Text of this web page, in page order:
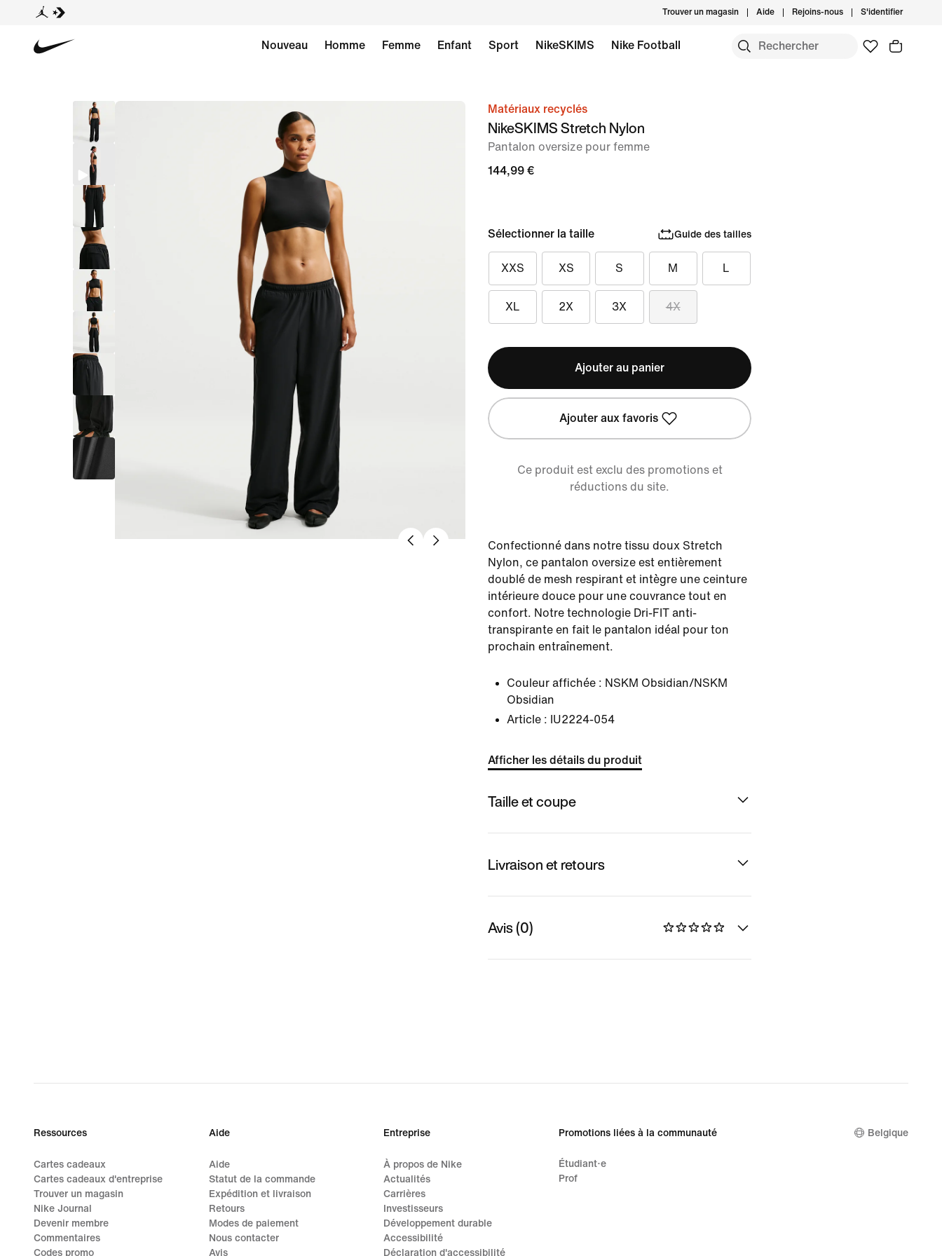
Trouver un magasin Aide Rejoins-nous S'identifier
Nouveau Homme Femme Enfant Sport NikeSKIMS Nike Football
image 1Matériaux recyclés
NikeSKIMS Stretch Nylon
Pantalon oversize pour femme
144,99 €
Sélectionner la taille Guide des tailles
XXS XS S M L
XL 2X 3X 4X
Ajouter au panier
Ajouter aux favoris
Ce produit est exclu des promotions et
réductions du site.
Confectionné dans notre tissu doux Stretch
Nylon, ce pantalon oversize est entièrement
doublé de mesh respirant et intègre une ceinture
intérieure douce pour une couvrance tout en
confort. Notre technologie Dri-FIT anti-
transpirante en fait le pantalon idéal pour ton
prochain entraînement.
Couleur affichée : NSKM Obsidian/NSKM
Obsidian
Article : IU2224-054
Afficher les détails du produit
Taille et coupe
Livraison et retours
Avis (0)
Ressources
Cartes cadeaux
Cartes cadeaux d'entreprise
Trouver un magasin
Nike Journal
Devenir membre
Commentaires
Codes promo
Aide
Aide
Statut de la commande
Expédition et livraison
Retours
Modes de paiement
Nous contacter
Avis
Entreprise
À propos de Nike
Actualités
Carrières
Investisseurs
Développement durable
Accessibilité
Déclaration d'accessibilité
Promotions liées à la communauté
Étudiant·e
Prof
Belgique